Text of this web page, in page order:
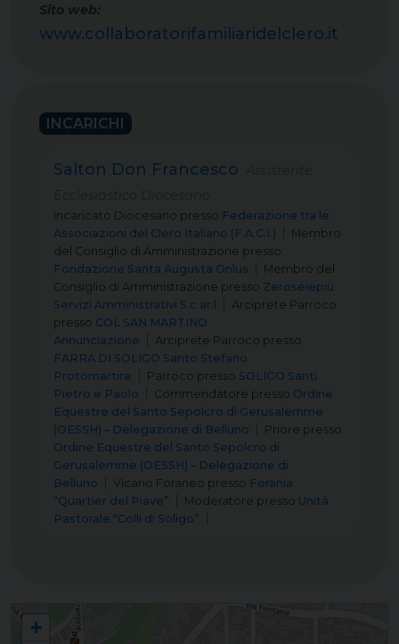
Sito web:
www.collaboratorifamiliaridelclero.it
INCARICHI
Salton Don Francesco
Incaricato Diocesano presso Federazione tra le
Associazioni del Clero Italiano (F.A.C.I.)
Membro
del Consiglio di Amministrazione presso
Fondazione Santa Augusta Onlus
Membro del
Consiglio di Amministrazione presso Zeroseiepiù
Servizi Amministrativi S.c.ar.l
Arciprete Parroco
presso COL SAN MARTINO
Annunciazione
Arciprete Parroco presso
FARRA DI SOLIGO Santo Stefano
Protomartire
Parroco presso SOLIGO Santi
Pietro e Paolo
Commendatore presso Ordine
Equestre del Santo Sepolcro di Gerusalemme
(OESSH) – Delegazione di Belluno
Priore presso
Ordine Equestre del Santo Sepolcro di
Gerusalemme (OESSH) – Delegazione di
Belluno
Vicario Foraneo presso Forania
“Quartier del Piave”
Moderatore presso Unità
Pastorale “Colli di Soligo”
Associazione Nazionale "Collaboratori Familiari del Clero"
+